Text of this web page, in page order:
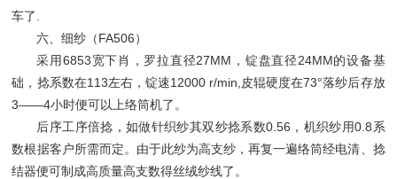
车了.
六、细纱（FA506）
采用6853宽下肖，罗拉直径27MM，锭盘直径24MM的设备基
础，捻系数在113左右，锭速12000 r/min,皮辊硬度在73°落纱后存放
3——4小时便可以上络筒机了。
后序工序倍捻，如做针织纱其双纱捻系数0.56，机织纱用0.8系
数根据客户所需而定。由于此纱为高支纱，再复一遍络筒经电清、捻
结器便可制成高质量高支数得丝绒纱线了。